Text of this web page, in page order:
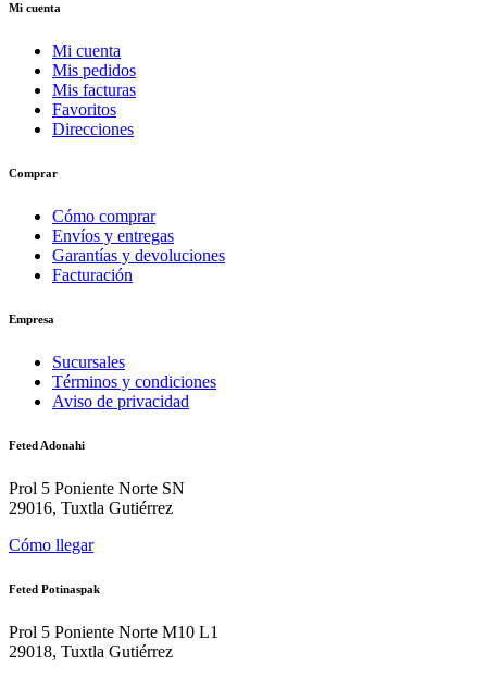
Mi cuenta
Mi cuenta
Mis pedidos
Mis facturas
Favoritos
Direcciones
Comprar
Cómo comprar
Envíos y entregas
Garantías y devoluciones
Facturación
Empresa
Sucursales
Términos y condiciones
Aviso de privacidad
Feted Adonahi
Prol 5 Poniente Norte SN
29016, Tuxtla Gutiérrez
Cómo llegar
Feted Potinaspak
Prol 5 Poniente Norte M10 L1
29018, Tuxtla Gutiérrez